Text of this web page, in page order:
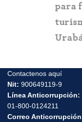
para
Contactenos aquí
Nit: 900649119-9
Línea Anticorrupción:
01-800-0124211
Correo